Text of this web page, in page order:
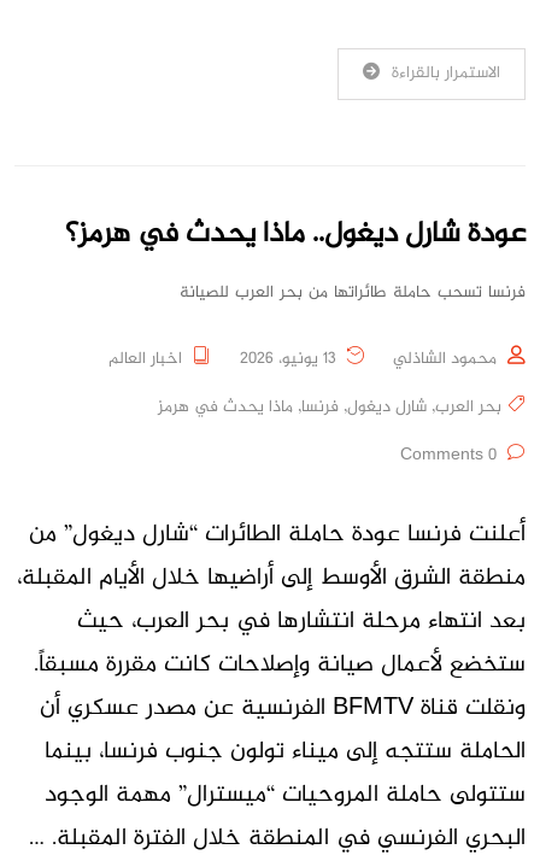
الاستمرار بالقراءة
عودة شارل ديغول.. ماذا يحدث في هرمز؟
فرنسا تسحب حاملة طائراتها من بحر العرب للصيانة
محمود الشاذلي
اخبار العالم
بحر العرب, شارل ديغول, فرنسا, ماذا يحدث في هرمز
أعلنت فرنسا عودة حاملة الطائرات “شارل ديغول” من
منطقة الشرق الأوسط إلى أراضيها خلال الأيام المقبلة،
بعد انتهاء مرحلة انتشارها في بحر العرب، حيث
ستخضع لأعمال صيانة وإصلاحات كانت مقررة مسبقاً.
ونقلت قناة BFMTV الفرنسية عن مصدر عسكري أن
الحاملة ستتجه إلى ميناء تولون جنوب فرنسا، بينما
ستتولى حاملة المروحيات “ميسترال” مهمة الوجود
البحري الفرنسي في المنطقة خلال الفترة المقبلة. …